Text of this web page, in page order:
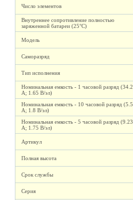
Число элементов
Внутреннее сопротивление полностью
заряженной батареи (25°C)
Модель
Саморазряд
Тип исполнения
Номинальная емкость - 1 часовой разряд (34.2
А; 1.65 В/эл)
Номинальная емкость - 10 часовой разряд (5.5
А; 1.8 В/эл)
Номинальная емкость - 5 часовой разряд (9.23
А; 1.75 В/эл)
Артикул
Полная высота
Срок службы
Серия